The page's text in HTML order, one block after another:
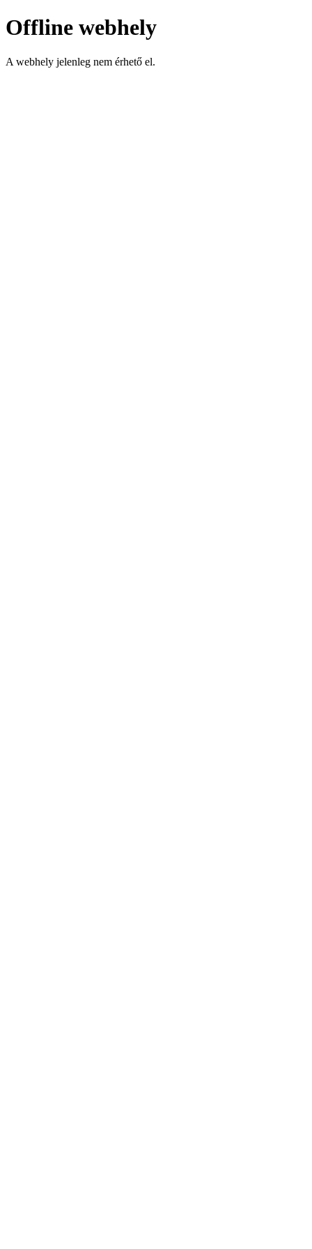
Offline webhely
A webhely jelenleg nem érhető el.